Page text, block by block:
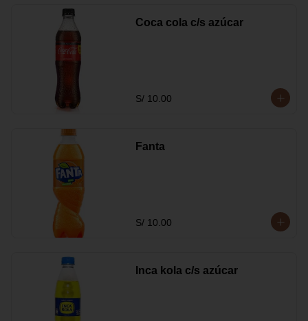
Coca cola c/s azúcar
S/ 10.00
Fanta
S/ 10.00
Inca kola c/s azúcar